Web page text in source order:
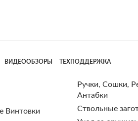
ВИДЕООБЗОРЫ ТЕХПОДДЕРЖКА
Винтовки
Ручки, Сошки,
Антабки
Ствольные